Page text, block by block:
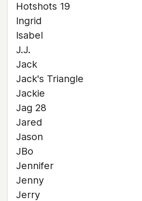
Hotshots 19
Ingrid
Isabel
J.J.
Jack
Jack's Triangle
Jackie
Jag 28
Jared
Jason
JBo
Jennifer
Jenny
Jerry